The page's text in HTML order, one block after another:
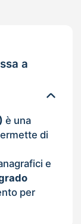
a
è una
di
e
per